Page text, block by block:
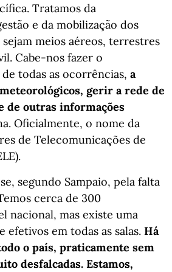
Tratamos da
e da mobilização dos
meios aéreos, terrestres
Cabe-nos fazer o
todas as ocorrências, a
gerir a rede de
de outras informações
Oficialmente, o nome da
de Telecomunicações de
segundo Sampaio, pela falta
cerca de 300
nacional, mas existe uma
efetivos em todas as salas. Há
o país, praticamente sem
desfalcadas. Estamos,